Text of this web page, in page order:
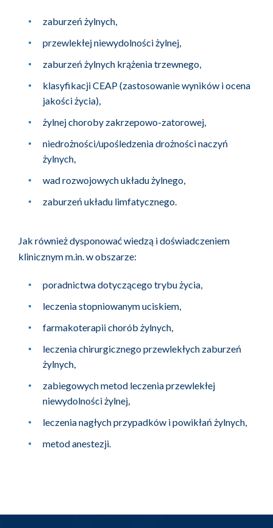
zaburzeń żylnych,
przewlekłej niewydolności żylnej,
zaburzeń żylnych krążenia trzewnego,
klasyfikacji CEAP (zastosowanie wyników i ocena
jakości życia),
żylnej choroby zakrzepowo-zatorowej,
niedrożności/upośledzenia drożności naczyń
żylnych,
wad rozwojowych układu żylnego,
zaburzeń układu limfatycznego.
Jak również dysponować wiedzą i doświadczeniem
klinicznym m.in. w obszarze:
poradnictwa dotyczącego trybu życia,
leczenia stopniowanym uciskiem,
farmakoterapii chorób żylnych,
leczenia chirurgicznego przewlekłych zaburzeń
żylnych,
zabiegowych metod leczenia przewlekłej
niewydolności żylnej,
leczenia nagłych przypadków i powikłań żylnych,
metod anestezji.